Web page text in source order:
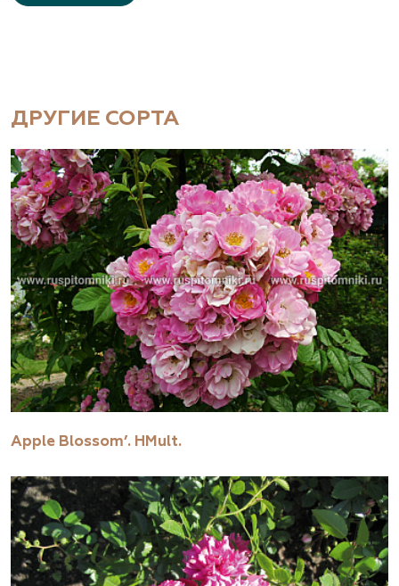
ДРУГИЕ СОРТА
Apple Blossom’. HMult.